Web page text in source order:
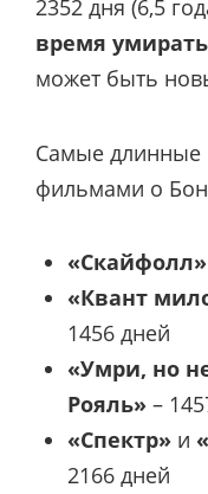
2352 дня (6,5
время
может быть
Самые длинные
фильмами о
«Скайфолл»
«Квант
1456 дней
«Умри, но
Рояль» –
«Спектр» и
2166 дней